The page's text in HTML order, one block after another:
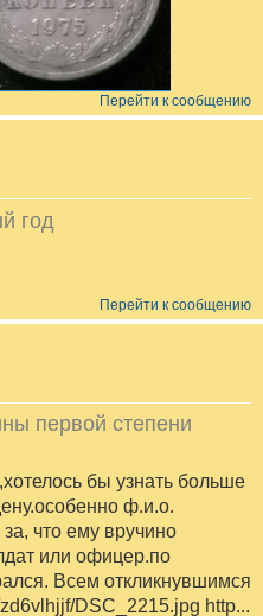
Перейти к сообщению
год
Перейти к сообщению
первой степени
бы узнать больше
ф.и.о.
что ему вручино
или офицер.по
Всем откликнувшимся
DSC_2215.jpg http...